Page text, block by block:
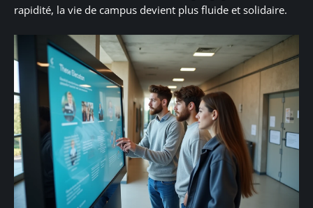
rapidité, la vie de campus devient plus fluide et solidaire.